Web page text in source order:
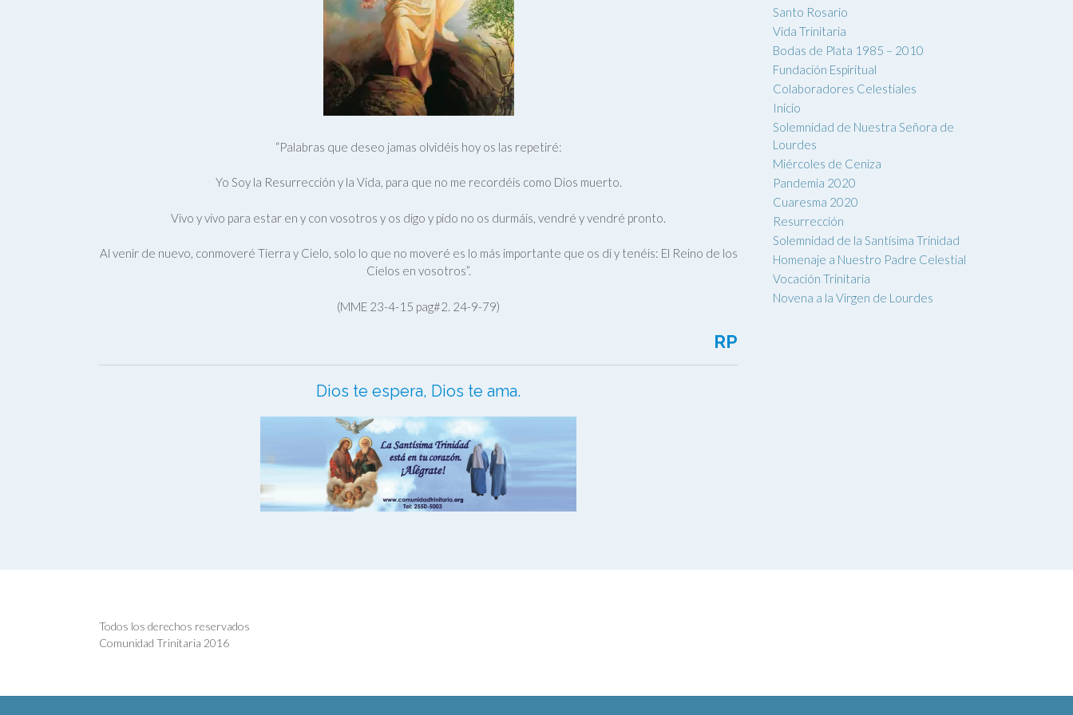
“Palabras que deseo jamas olvidéis hoy os las repetiré:
Yo Soy la Resurrección y la Vida, para que no me recordéis como Dios muerto.
Vivo y vivo para estar en y con vosotros y os digo y pido no os durmáis, vendré y vendré pronto.
Al venir de nuevo, conmoveré Tierra y Cielo, solo lo que no moveré es lo más importante que os di y tenéis: El Reino de los
Cielos en vosotros”.
(MME 23-4-15 pag#2. 24-9-79)
RP
Dios te espera, Dios te ama.
Santo Rosario
Vida Trinitaria
Bodas de Plata 1985 – 2010
Fundación Espiritual
Colaboradores Celestiales
Inicio
Solemnidad de Nuestra Señora de
Lourdes
Miércoles de Ceniza
Pandemia 2020
Cuaresma 2020
Resurrección
Solemnidad de la Santísima Trinidad
Homenaje a Nuestro Padre Celestial
Vocación Trinitaria
Novena a la Virgen de Lourdes
Todos los derechos reservados
Comunidad Trinitaria 2016